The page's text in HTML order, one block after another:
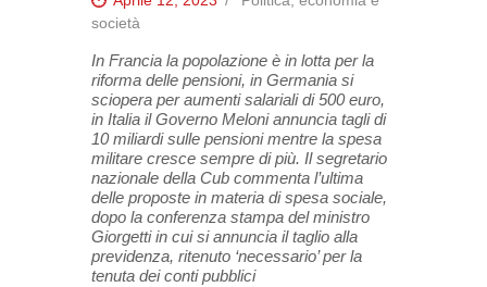
società
In Francia la popolazione è in lotta per la
riforma delle pensioni, in Germania si
sciopera per aumenti salariali di 500 euro,
in Italia il Governo Meloni annuncia tagli di
10 miliardi sulle pensioni mentre la spesa
militare cresce sempre di più. Il segretario
nazionale della Cub commenta l’ultima
delle proposte in materia di spesa sociale,
dopo la conferenza stampa del ministro
Giorgetti in cui si annuncia il taglio alla
previdenza, ritenuto ‘necessario’ per la
tenuta dei conti pubblici